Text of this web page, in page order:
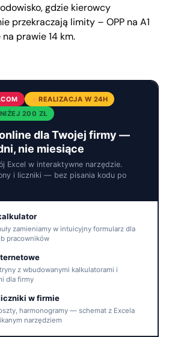
gdzie kierowcy
przekraczają limity – OPP na A1
prawie 14 km.
REALIZACJA W 24H
200 ZŁ
dla Twojej firmy —
nie miesiące
Excel w interaktywne narzędzie.
i liczniki — bez pisania kodu po
zamieniamy w intuicyjny formularz dla
pracowników
z wbudowanymi kalkulatorami i
dla firmy
w firmie
harmonogramy — schemat z Excela
narzędziem